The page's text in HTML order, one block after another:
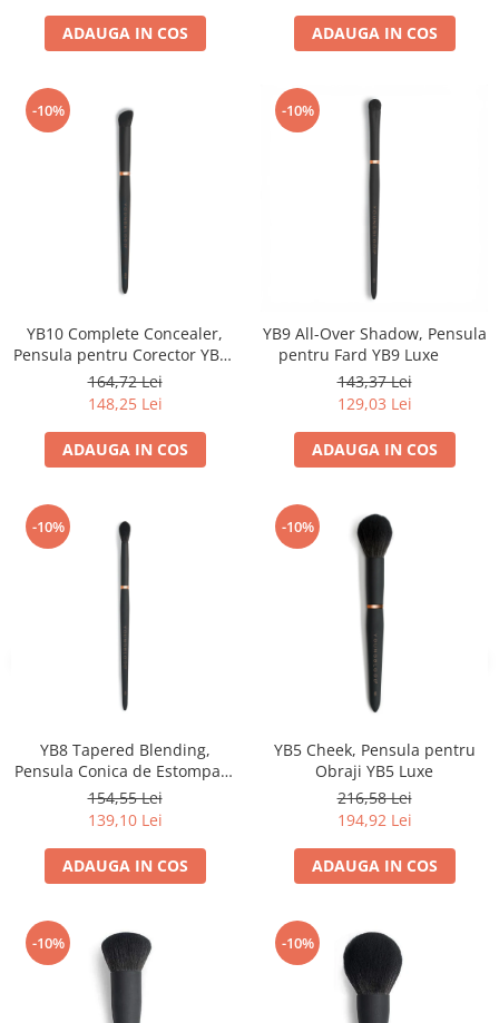
ADAUGA IN COS ADAUGA IN COS
-10%
YB10 Complete Concealer,
Pensula pentru Corector YB10
Luxe
164,72 Lei
148,25 Lei
ADAUGA IN COS
-10%
YB9 All-Over Shadow, Pensula
pentru Fard YB9 Luxe
143,37 Lei
129,03 Lei
ADAUGA IN COS
-10%
YB8 Tapered Blending,
Pensula Conica de Estompare
YB8 Luxe
154,55 Lei
139,10 Lei
ADAUGA IN COS
-10%
YB5 Cheek, Pensula pentru
Obraji YB5 Luxe
216,58 Lei
194,92 Lei
ADAUGA IN COS
-10% -10%